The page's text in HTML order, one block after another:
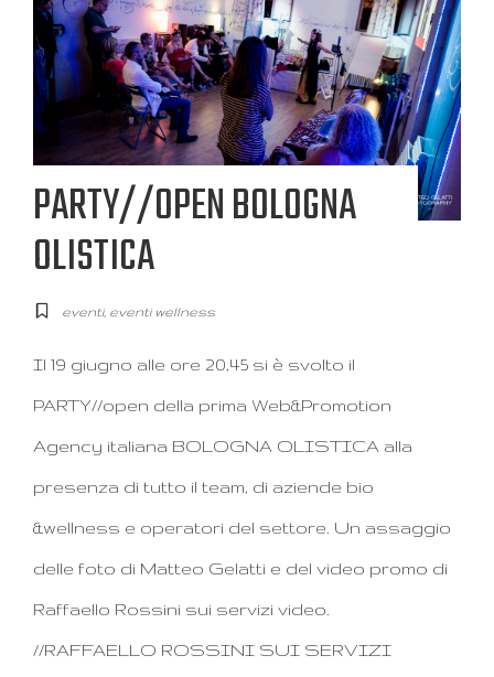
PARTY//OPEN BOLOGNA
OLISTICA
eventi, eventi wellness
Il 19 giugno alle ore 20,45 si è svolto il
PARTY//open della prima Web&Promotion
Agency italiana BOLOGNA OLISTICA alla
presenza di tutto il team, di aziende bio
&wellness e operatori del settore. Un assaggio
delle foto di Matteo Gelatti e del video promo di
Raffaello Rossini sui servizi video.
//RAFFAELLO ROSSINI SUI SERVIZI